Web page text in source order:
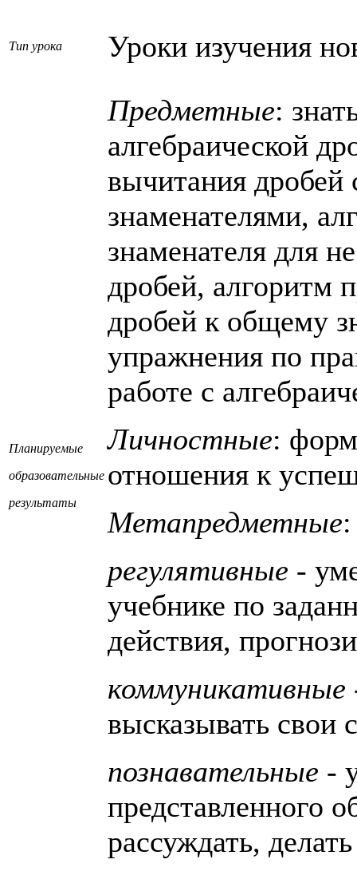
Тип урока Уроки изучения
Планируемые
образовательные
результаты
Предметные:
алгебраической
вычитания
знаменателями,
знаменателя для
дробей, алгоритм
дробей к общему
упражнения по
работе с
Личностные:
отношения к
Метапредметные:
регулятивные -
учебнике по
действия,
коммуникативные
высказывать свои
познавательные -
представленного
рассуждать,